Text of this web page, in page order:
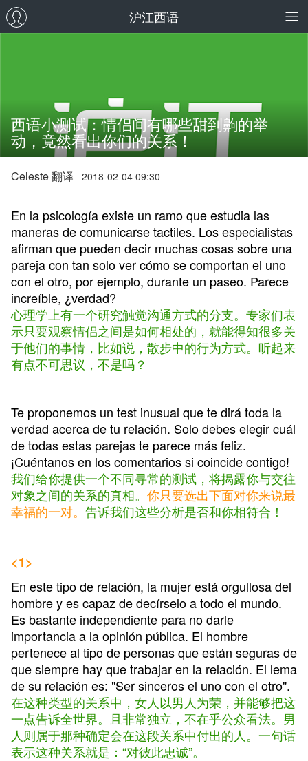
沪江西语
西语小测试：情侣间有哪些甜到齁的举
动，竟然看出你们的关系！
Celeste 翻译 2018-02-04 09:30
En la psicología existe un ramo que estudia las
maneras de comunicarse tactiles. Los especialistas
afirman que pueden decir muchas cosas sobre una
pareja con tan solo ver cómo se comportan el uno
con el otro, por ejemplo, durante un paseo. Parece
increíble, ¿verdad?
心理学上有一个研究触觉沟通方式的分支。专家们表
示只要观察情侣之间是如何相处的，就能得知很多关
于他们的事情，比如说，散步中的行为方式。听起来
有点不可思议，不是吗？
Te proponemos un test inusual que te dirá toda la
verdad acerca de tu relación. Solo debes elegir cuál
de todas estas parejas te parece más feliz.
¡Cuéntanos en los comentarios si coincide contigo!
我们给你提供一个不同寻常的测试，将揭露你与交往
对象之间的关系的真相。 你只要选出下面对你来说最
幸福的一对。 告诉我们这些分析是否和你相符合！
<1>
En este tipo de relación, la mujer está orgullosa del
hombre y es capaz de decírselo a todo el mundo.
Es bastante independiente para no darle
importancia a la opinión pública. El hombre
pertenece al tipo de personas que están seguras de
que siempre hay que trabajar en la relación. El lema
de su relación es: "Ser sinceros el uno con el otro".
在这种类型的关系中，女人以男人为荣，并能够把这
一点告诉全世界。且非常独立，不在乎公众看法。男
人则属于那种确定会在这段关系中付出的人。一句话
表示这种关系就是：“对彼此忠诚”。